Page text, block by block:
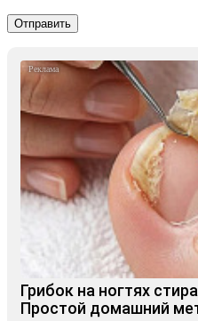
Грибок на ногтях
Простой домашний